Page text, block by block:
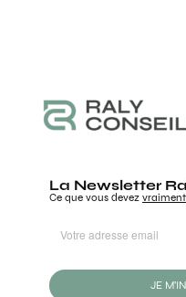
La Newsletter
Ce que vous devez vraiment
JE